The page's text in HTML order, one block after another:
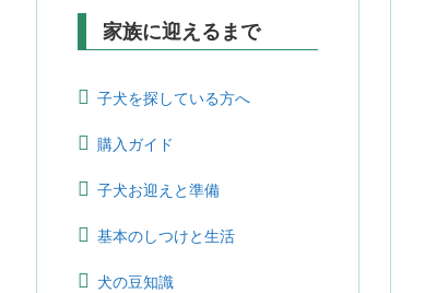
家族に迎えるまで
子犬を探している方へ
購入ガイド
子犬お迎えと準備
基本のしつけと生活
犬の豆知識